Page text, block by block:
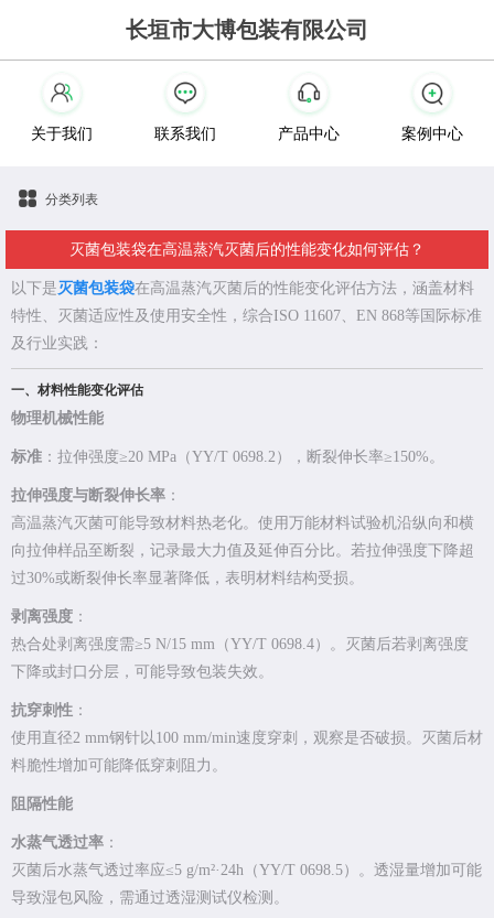
长垣市大博包装有限公司
关于我们 联系我们 产品中心 案例中心
分类列表
灭菌包装袋在高温蒸汽灭菌后的性能变化如何评估？
以下是 灭菌包装袋在高温蒸汽灭菌后的性能变化评估方法，涵盖材料
特性、灭菌适应性及使用安全性，综合ISO 11607、EN 868等国际标准
及行业实践：
一、材料性能变化评估
物理机械性能
标准 ：拉伸强度≥20 MPa（YY/T 0698.2），断裂伸长率≥150%。
拉伸强度与断裂伸长率 ：
高温蒸汽灭菌可能导致材料热老化。使用万能材料试验机沿纵向和横
向拉伸样品至断裂，记录最大力值及延伸百分比。若拉伸强度下降超
过30%或断裂伸长率显著降低，表明材料结构受损。
剥离强度 ：
热合处剥离强度需≥5 N/15 mm（YY/T 0698.4）。灭菌后若剥离强度
下降或封口分层，可能导致包装失效。
抗穿刺性 ：
使用直径2 mm钢针以100 mm/min速度穿刺，观察是否破损。灭菌后材
料脆性增加可能降低穿刺阻力。
阻隔性能
水蒸气透过率 ：
灭菌后水蒸气透过率应≤5 g/m²·24h（YY/T 0698.5）。透湿量增加可能
导致湿包风险，需通过透湿测试仪检测。